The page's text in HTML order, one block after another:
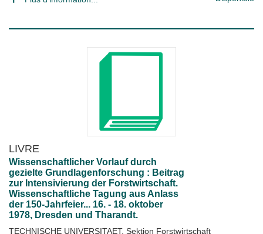
LIVRE
Wissenschaftlicher Vorlauf durch
gezielte Grundlagenforschung : Beitrag
zur Intensivierung der Forstwirtschaft.
Wissenschaftliche Tagung aus Anlass
der 150-Jahrfeier... 16. - 18. oktober
1978, Dresden und Tharandt.
TECHNISCHE UNIVERSITAET. Sektion Forstwirtschaft